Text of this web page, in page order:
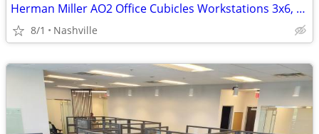
Herman Miller AO2 Office Cubicles Workstations 3x6, 5x5, 5x6, 6x6, 6x7, 6x8, 8x8
8/1 Nashville